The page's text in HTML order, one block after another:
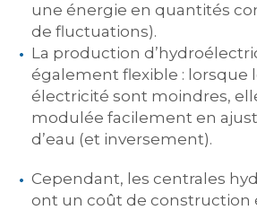
une énergie en quantités
de fluctuations).
La production
également flexible : lorsque
électricité sont moindres,
modulée facilement en
d’eau (et inversement).
Cependant, les centrales
ont un coût de construction